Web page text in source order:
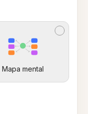
Mapa mental